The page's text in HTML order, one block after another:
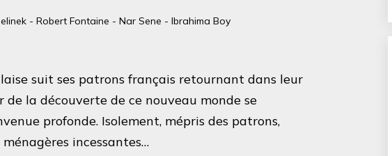
- Robert Fontaine - Nar Sene - Ibrahima Boy
suit ses patrons français retournant dans leur
de la découverte de ce nouveau monde se
profonde. Isolement, mépris des patrons,
incessantes…